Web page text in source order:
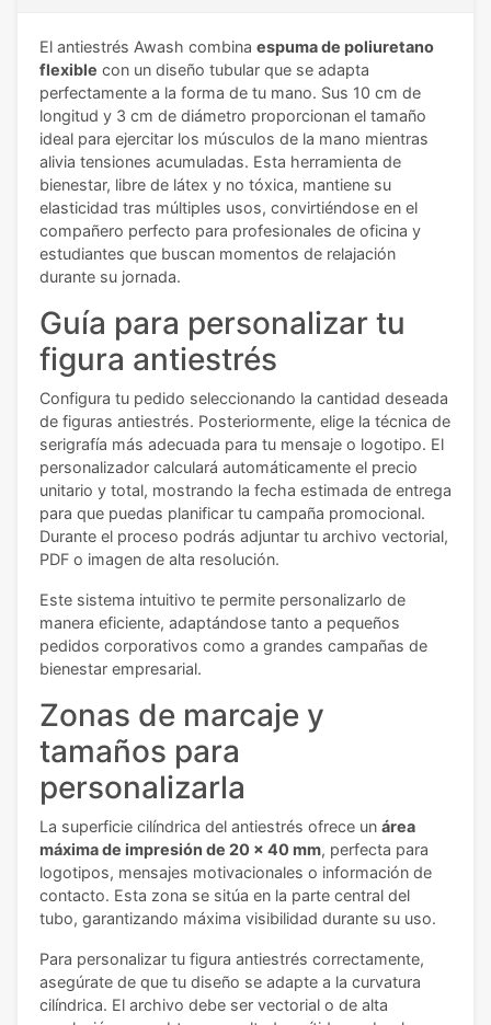
El antiestrés Awash combina espuma de poliuretano
flexible con un diseño tubular que se adapta
perfectamente a la forma de tu mano. Sus 10 cm de
longitud y 3 cm de diámetro proporcionan el tamaño
ideal para ejercitar los músculos de la mano mientras
alivia tensiones acumuladas. Esta herramienta de
bienestar, libre de látex y no tóxica, mantiene su
elasticidad tras múltiples usos, convirtiéndose en el
compañero perfecto para profesionales de oficina y
estudiantes que buscan momentos de relajación
durante su jornada.
Guía para personalizar tu
figura antiestrés
Configura tu pedido seleccionando la cantidad deseada
de figuras antiestrés. Posteriormente, elige la técnica de
serigrafía más adecuada para tu mensaje o logotipo. El
personalizador calculará automáticamente el precio
unitario y total, mostrando la fecha estimada de entrega
para que puedas planificar tu campaña promocional.
Durante el proceso podrás adjuntar tu archivo vectorial,
PDF o imagen de alta resolución.
Este sistema intuitivo te permite personalizarlo de
manera eficiente, adaptándose tanto a pequeños
pedidos corporativos como a grandes campañas de
bienestar empresarial.
Zonas de marcaje y
tamaños para
personalizarla
La superficie cilíndrica del antiestrés ofrece un área
máxima de impresión de 20 x 40 mm, perfecta para
logotipos, mensajes motivacionales o información de
contacto. Esta zona se sitúa en la parte central del
tubo, garantizando máxima visibilidad durante su uso.
Para personalizar tu figura antiestrés correctamente,
asegúrate de que tu diseño se adapte a la curvatura
cilíndrica. El archivo debe ser vectorial o de alta